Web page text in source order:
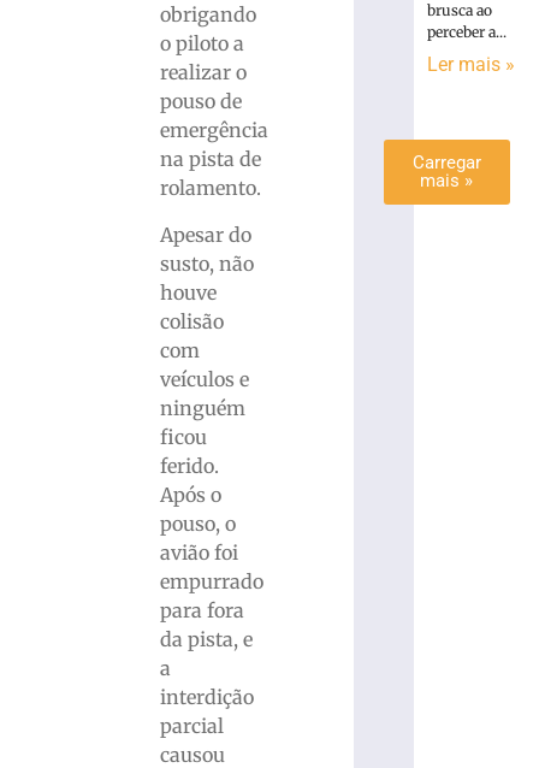
obrigando
o piloto a
realizar o
pouso de
emergência
na pista de
rolamento.
Apesar do
susto, não
houve
colisão
com
veículos e
ninguém
ficou
ferido.
Após o
pouso, o
avião foi
empurrado
para fora
da pista, e
a
interdição
parcial
causou
Carregar
mais »
brusca ao
perceber a...
Ler mais »